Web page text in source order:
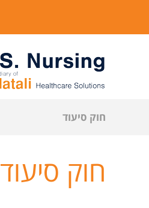
חוק סיעוד
חוק סיעוד